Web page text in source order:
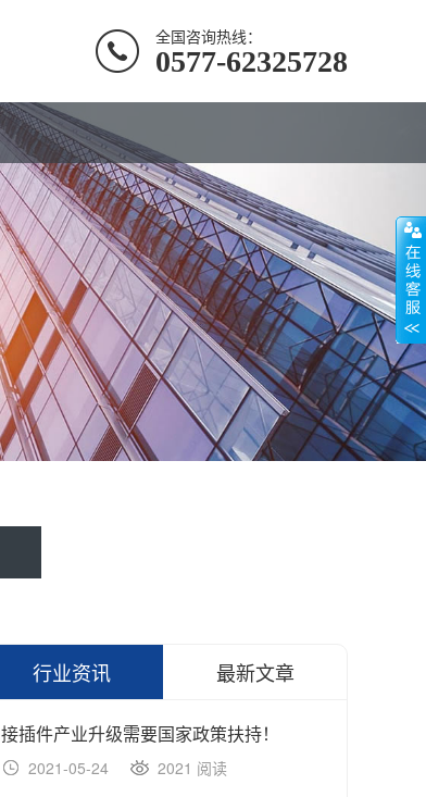
全国咨询热线：
0577-62325728
行业资讯 最新文章
接插件产业升级需要国家政策扶持！
2021-05-24 2021 阅读